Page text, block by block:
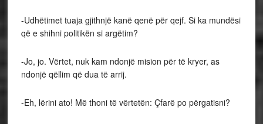
-Udhëtimet tuaja gjithnjë kanë qenë për qejf. Si ka mundësi
që e shihni politikën si argëtim?
-Jo, jo. Vërtet, nuk kam ndonjë mision për të kryer, as
ndonjë qëllim që dua të arrij.
-Eh, lërini ato! Më thoni të vërtetën: Çfarë po përgatisni?